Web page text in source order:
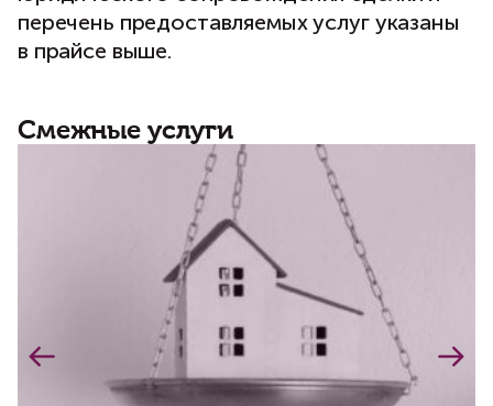
перечень предоставляемых услуг указаны
в прайсе выше.
Смежные услуги